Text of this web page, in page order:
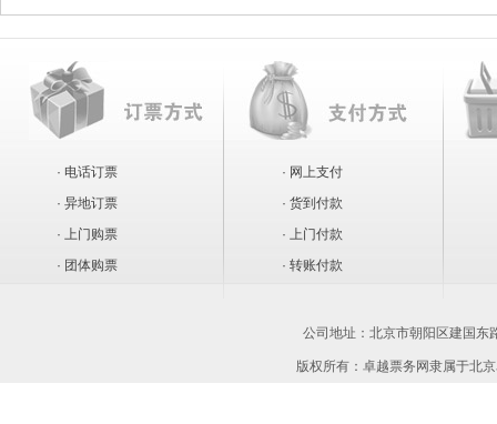
· 电话订票
· 异地订票
· 上门购票
· 团体购票
· 网上支付
· 货到付款
· 上门付款
· 转账付款
公司地址： 北京市朝阳区建国
版权所有：卓越票务网隶属于北